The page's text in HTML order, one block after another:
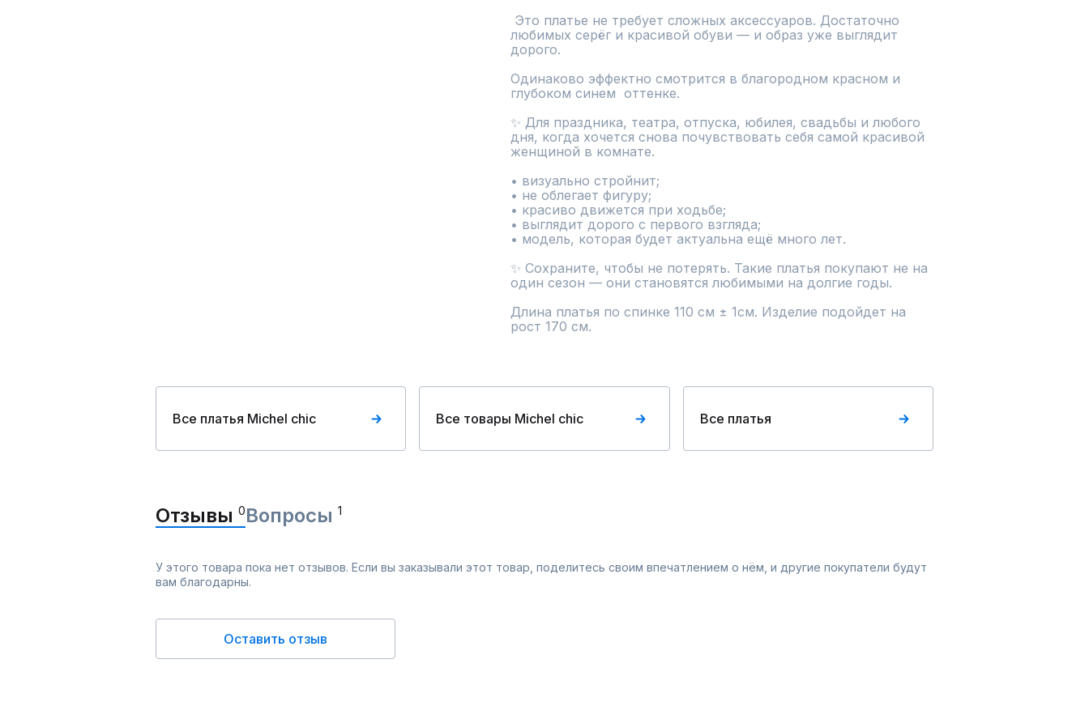
любимых серёг и красивой обуви — и образ уже выглядит
дорого.
Одинаково эффектно смотрится в благородном красном и
глубоком синем  оттенке.
✨ Для праздника, театра, отпуска, юбилея, свадьбы и любого
дня, когда хочется снова почувствовать себя самой красивой
женщиной в комнате.
• визуально стройнит;
• не облегает фигуру;
• красиво движется при ходьбе;
• выглядит дорого с первого взгляда;
• модель, которая будет актуальна ещё много лет.
✨ Сохраните, чтобы не потерять. Такие платья покупают не на
один сезон — они становятся любимыми на долгие годы.
Длина платья по спинке 110 см ± 1см. Изделие подойдет на
рост 170 см.
Все платья Michel chic Все товары Michel chic Все платья
Отзывы 0Вопросы 1
У этого товара пока нет отзывов. Если вы заказывали этот товар, поделитесь своим впечатлением о нём, и другие покупатели будут
вам благодарны.
Оставить отзыв